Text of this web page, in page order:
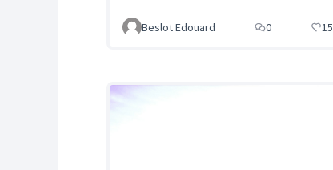
Beslot Edouard 0 15